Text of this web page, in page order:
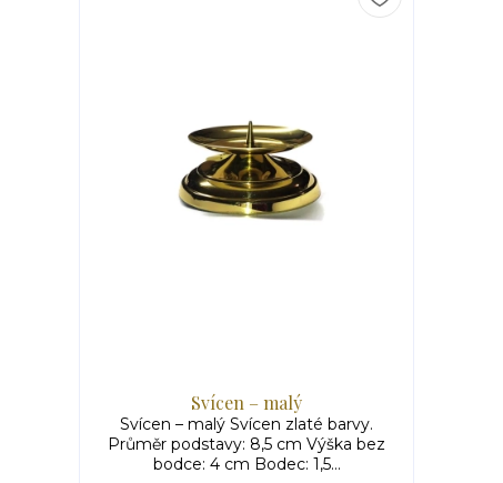
Svícen – malý
Svícen – malý Svícen zlaté barvy.
Průměr podstavy: 8,5 cm Výška bez
bodce: 4 cm Bodec: 1,5...